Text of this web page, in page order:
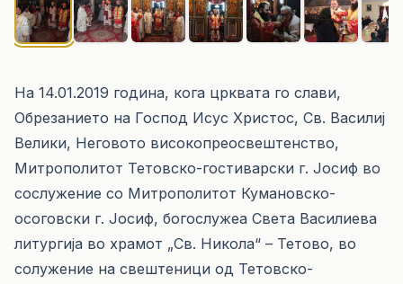
На 14.01.2019 година, кога црквата го слави,
Обрезанието на Господ Исус Христос, Св. Василиј
Велики, Неговото високопреосвештенство,
Митрополитот Тетовско-гостиварски г. Јосиф во
сослужение со Митрополитот Кумановско-
осоговски г. Јосиф, богослужеа Света Василиева
литургија во храмот „Св. Никола“ – Тетово, во
солужение на свештеници од Тетовско-